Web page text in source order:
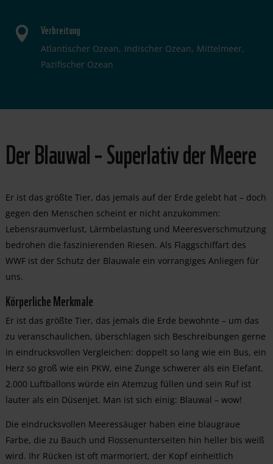
Verbreitung
Atlantischer Ozean Indischer Ozean Mittelmeer
Pazifischer Ozean
Der Blauwal – Superlativ der Meere
Er ist das größte Tier, das jemals auf der Erde gelebt hat – doch
gegen den Menschen scheint er nicht anzukommen:
Lebensraumverlust, Lärmbelastung und Meeresverschmutzung
bedrohen die faszinierenden Riesen. Als Flaggschiffart des
WWF ist der Schutz der Blauwale ein vorrangiges Anliegen für
uns.
Körperliche Merkmale
Er ist das größte Tier, das jemals die Erde bewohnte – um das
zu veranschaulichen, überschlagen sich Beschreibungen gerne
in eindrucksvollen Vergleichen: doppelt so lang wie ein Bus, ein
Herz so groß wie ein PKW, eine Zunge schwerer als ein Elefant.
2.000 Luftballons würde ein Atemzug füllen und sein Ruf ist
lauter als ein Düsenjet. Man ist sich einig: Blauwal – wow!
Die eindrucksvollen Meeressäuger haben eine blaugraue
Farbe, die zu Bauch und Flossenunterseiten hin heller bis weiß
wird. Ihr Rücken ist oft marmoriert, der Kopf einheitlich